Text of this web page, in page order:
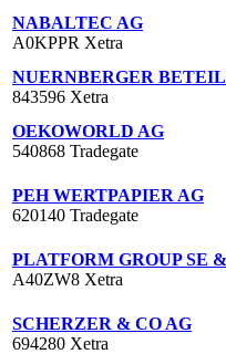
NABALTEC AG
A0KPPR Xetra
NUERNBERGER
843596 Xetra
OEKOWORLD AG
540868 Tradegate
PEH WERTPAPIER AG
620140 Tradegate
PLATFORM GROUP SE
A40ZW8 Xetra
SCHERZER & CO AG
694280 Xetra